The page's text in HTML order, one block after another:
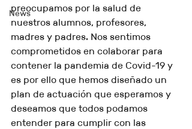
News
preocupamos por la salud de
nuestros alumnos, profesores,
madres y padres. Nos sentimos
comprometidos en colaborar para
contener la pandemia de Covid-19 y
es por ello que hemos diseñado un
plan de actuación que esperamos y
deseamos que todos podamos
entender para cumplir con las